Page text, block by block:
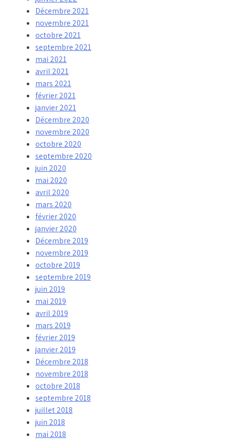
Décembre 2021
novembre 2021
octobre 2021
septembre 2021
mai 2021
avril 2021
mars 2021
février 2021
janvier 2021
Décembre 2020
novembre 2020
octobre 2020
septembre 2020
juin 2020
mai 2020
avril 2020
mars 2020
février 2020
janvier 2020
Décembre 2019
novembre 2019
octobre 2019
septembre 2019
juin 2019
mai 2019
avril 2019
mars 2019
février 2019
janvier 2019
Décembre 2018
novembre 2018
octobre 2018
septembre 2018
juillet 2018
juin 2018
mai 2018